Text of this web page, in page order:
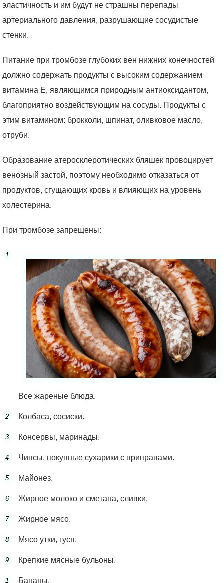
эластичность и им будут не страшны перепады
артериального давления, разрушающие сосудистые
стенки.
Питание при тромбозе глубоких вен нижних конечностей
должно содержать продукты с высоким содержанием
витамина Е, являющимся природным антиоксидантом,
благоприятно воздействующим на сосуды. Продукты с
этим витамином: брокколи, шпинат, оливковое масло,
отруби.
Образование атеросклеротических бляшек провоцирует
венозный застой, поэтому необходимо отказаться от
продуктов, сгущающих кровь и влияющих на уровень
холестерина.
При тромбозе запрещены:
Все жареные блюда.
Колбаса, сосиски.
Консервы, маринады.
Чипсы, покупные сухарики с приправами.
Майонез.
Жирное молоко и сметана, сливки.
Жирное мясо.
Мясо утки, гуся.
Крепкие мясные бульоны.
Бананы.